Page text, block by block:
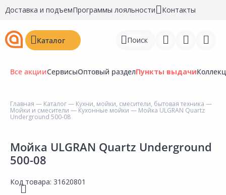
Доставка и подъемПрограммы лояльности Контакты
Каталог Поиск
Войти
Избранное
Все акцииСервисыОптовый разделПункты выдачи
Главная — Каталог— Кухни, мойки, смесители, бытовая техника —
Мойки и смесители — Кухонные мойки — Мойка ULGRAN Quartz
Underground 500-08
Мойка ULGRAN Quartz Underground
500-08
Код товара: 31620801